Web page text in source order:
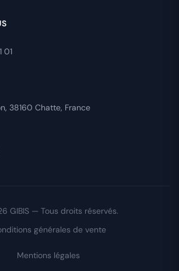
01
38160 Chatte, France
GIBIS — Tous droits réservés.
générales de vente
Mentions légales